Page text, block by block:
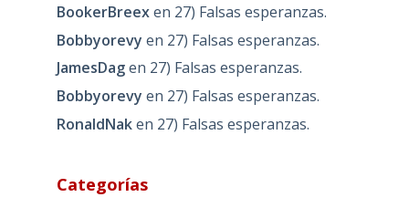
BookerBreexen 27) Falsas esperanzas.
Bobbyorevy en 27) Falsas esperanzas.
JamesDagen 27) Falsas esperanzas.
Bobbyorevy en 27) Falsas esperanzas.
RonaldNaken 27) Falsas esperanzas.
Categorías